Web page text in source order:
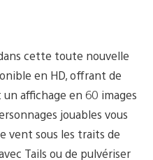
cette toute nouvelle
en HD, offrant de
affichage en 60 images
jouables vous
vent sous les traits de
Tails ou de pulvériser